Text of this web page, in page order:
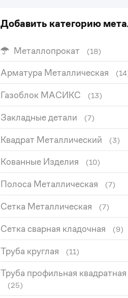
Добавить категорию
Металлопрокат (18)
Арматура Металлическая
Газоблок МАСИКС (13)
Закладные детали (7)
Квадрат Металлический (3)
Кованные Изделия (10)
Полоса Металлическая (7)
Сетка Металлическая (7)
Сетка сварная кладочная (9)
Труба круглая (11)
Труба профильная квадратная
(25)